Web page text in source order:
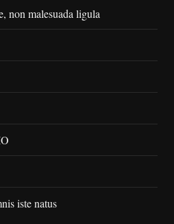
non malesuada ligula
iste natus